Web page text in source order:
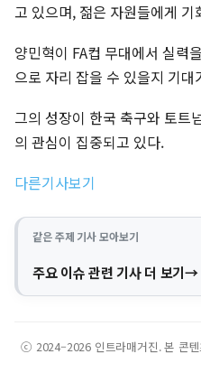
고 있으며, 젊은 자원들에게
양민혁이 FA컵 무대에서 실력
으로 자리 잡을 수 있을지 기대
그의 성장이 한국 축구와 토트
의 관심이 집중되고 있다.
다른기사보기
같은 주제 기사 모아보기
주요 이슈 관련 기사 더 보기
ⓒ 2024–2026 인트라매거진. 본 콘